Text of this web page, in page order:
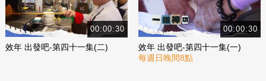
00:00:30
效年 出發吧-第四十一集(二)
00:00:30
效年 出發吧-第四十一集(一)
每週日晚間8點